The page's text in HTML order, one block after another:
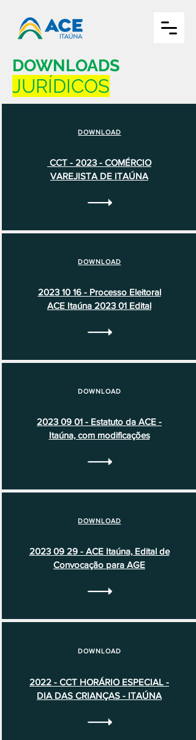
DOWNLOADS
JURÍDICOS
DOWNLOAD
CCT - 2023 - COMÉRCIO
VAREJISTA DE ITAÚNA
DOWNLOAD
2023 10 16 - Processo Eleitoral
ACE Itaúna 2023 01 Edital
DOWNLOAD
2023 09 01 - Estatuto da ACE -
Itaúna, com modificações
DOWNLOAD
2023 09 29 - ACE Itaúna, Edital de
Convocação para AGE
DOWNLOAD
2022 - CCT HORÁRIO ESPECIAL -
DIA DAS CRIANÇAS - ITAÚNA